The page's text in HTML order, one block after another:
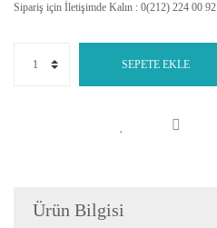
Sipariş için İletişimde Kalın : 0(212) 224 00 92
SEPETE EKLE
Ürün Bilgisi